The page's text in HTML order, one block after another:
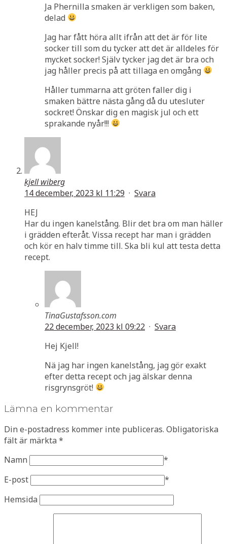
Ja Phernilla smaken är verkligen som baken,
delad
Jag har fått höra allt ifrån att det är för lite
socker till som du tycker att det är alldeles för
mycket socker! Själv tycker jag det är bra och
jag håller precis på att tillaga en omgång
Håller tummarna att gröten faller dig i
smaken bättre nästa gång då du utesluter
sockret! Önskar dig en magisk jul och ett
sprakande nyår!!!
kjell wiberg
14 december, 2023 kl 11:29 · Svara
HEJ
Har du ingen kanelstång. Blir det bra om man häller
i grädden efteråt. Vissa recept har man i grädden
och kör en halv timme till. Ska bli kul att testa detta
recept.
TinaGustafsson.com
22 december, 2023 kl 09:22 · Svara
Hej Kjell!
Nä jag har ingen kanelstång, jag gör exakt
efter detta recept och jag älskar denna
risgrynsgröt!
Lämna en kommentar
Din e-postadress kommer inte publiceras. Obligatoriska
fält är märkta *
Namn
*
E-post
*
Hemsida